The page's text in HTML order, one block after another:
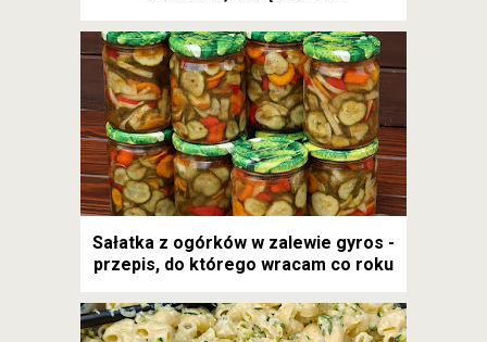
Sałatka z ogórków w zalewie gyros -
przepis, do którego wracam co roku